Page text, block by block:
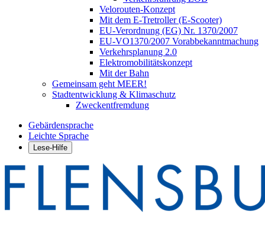
Velorouten-Konzept
Mit dem E-Tretroller (E-Scooter)
EU-Verordnung (EG) Nr. 1370/2007
EU-VO1370/2007 Vorabbekanntmachung
Verkehrsplanung 2.0
Elektromobilitätskonzept
Mit der Bahn
Gemeinsam geht MEER!
Stadtentwicklung & Klimaschutz
Zweckentfremdung
Gebärdensprache
Leichte Sprache
Lese-Hilfe